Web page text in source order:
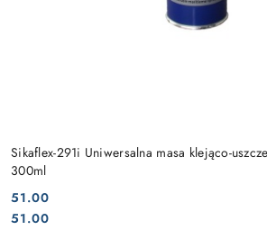
Sikaflex-291i Uniwersalna masa klejąco-
300ml
Cena:
51.00
Cena:
51.00